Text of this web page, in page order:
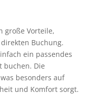
große Vorteile,
Buchung.
ein passendes
buchen. Die
besonders auf
und Komfort sorgt.